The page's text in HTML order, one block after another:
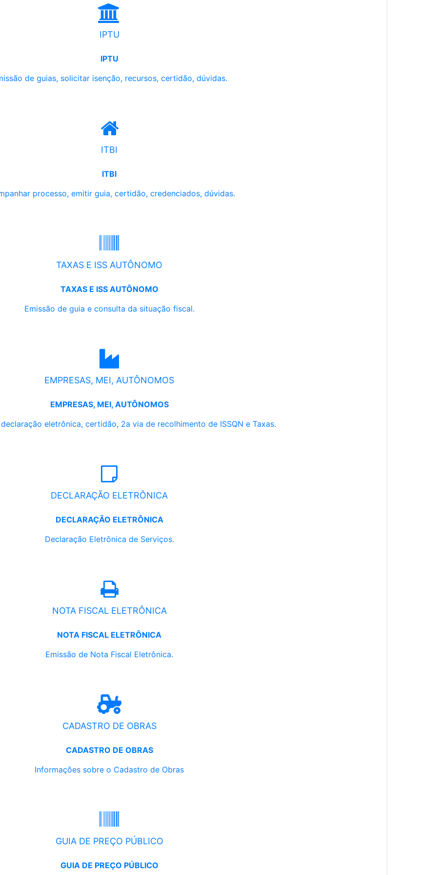
IPTU
IPTU
de guias, solicitar isenção, recursos, certidão, dúvidas.
ITBI
ITBI
processo, emitir guia, certidão, credenciados, dúvidas.
TAXAS E ISS AUTÔNOMO
TAXAS E ISS AUTÔNOMO
Emissão de guia e consulta da situação fiscal.
EMPRESAS, MEI, AUTÔNOMOS
EMPRESAS, MEI, AUTÔNOMOS
eletrônica, certidão, 2a via de recolhimento de ISSQN e Taxas.
DECLARAÇÃO ELETRÔNICA
DECLARAÇÃO ELETRÔNICA
Declaração Eletrônica de Serviços.
NOTA FISCAL ELETRÔNICA
NOTA FISCAL ELETRÔNICA
Emissão de Nota Fiscal Eletrônica.
CADASTRO DE OBRAS
CADASTRO DE OBRAS
Informações sobre o Cadastro de Obras
GUIA DE PREÇO PÚBLICO
GUIA DE PREÇO PÚBLICO